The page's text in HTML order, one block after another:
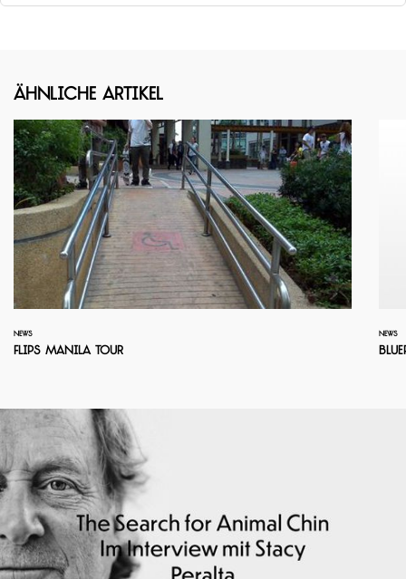
Ähnliche Artikel
NEWS
Flips Manila Tour
NEWS